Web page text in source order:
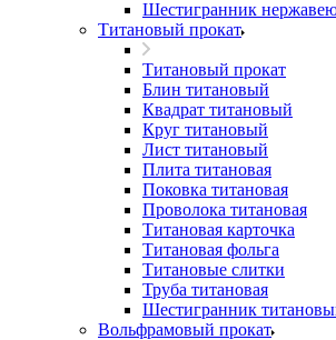
Шестигранник
Титановый прокат
Титановый прокат
Блин титановый
Квадрат титановый
Круг титановый
Лист титановый
Плита титановая
Поковка титановая
Проволока титановая
Титановая карточка
Титановая фольга
Титановые слитки
Труба титановая
Шестигранник
Вольфрамовый прокат